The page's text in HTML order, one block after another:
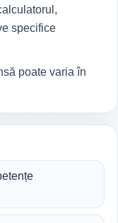
specifice
poate varia în